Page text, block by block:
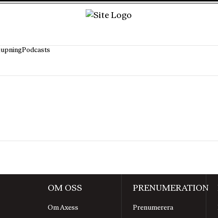
Podcasts
OM OSS
Om Axess
PRENUMERATION
Prenumerera